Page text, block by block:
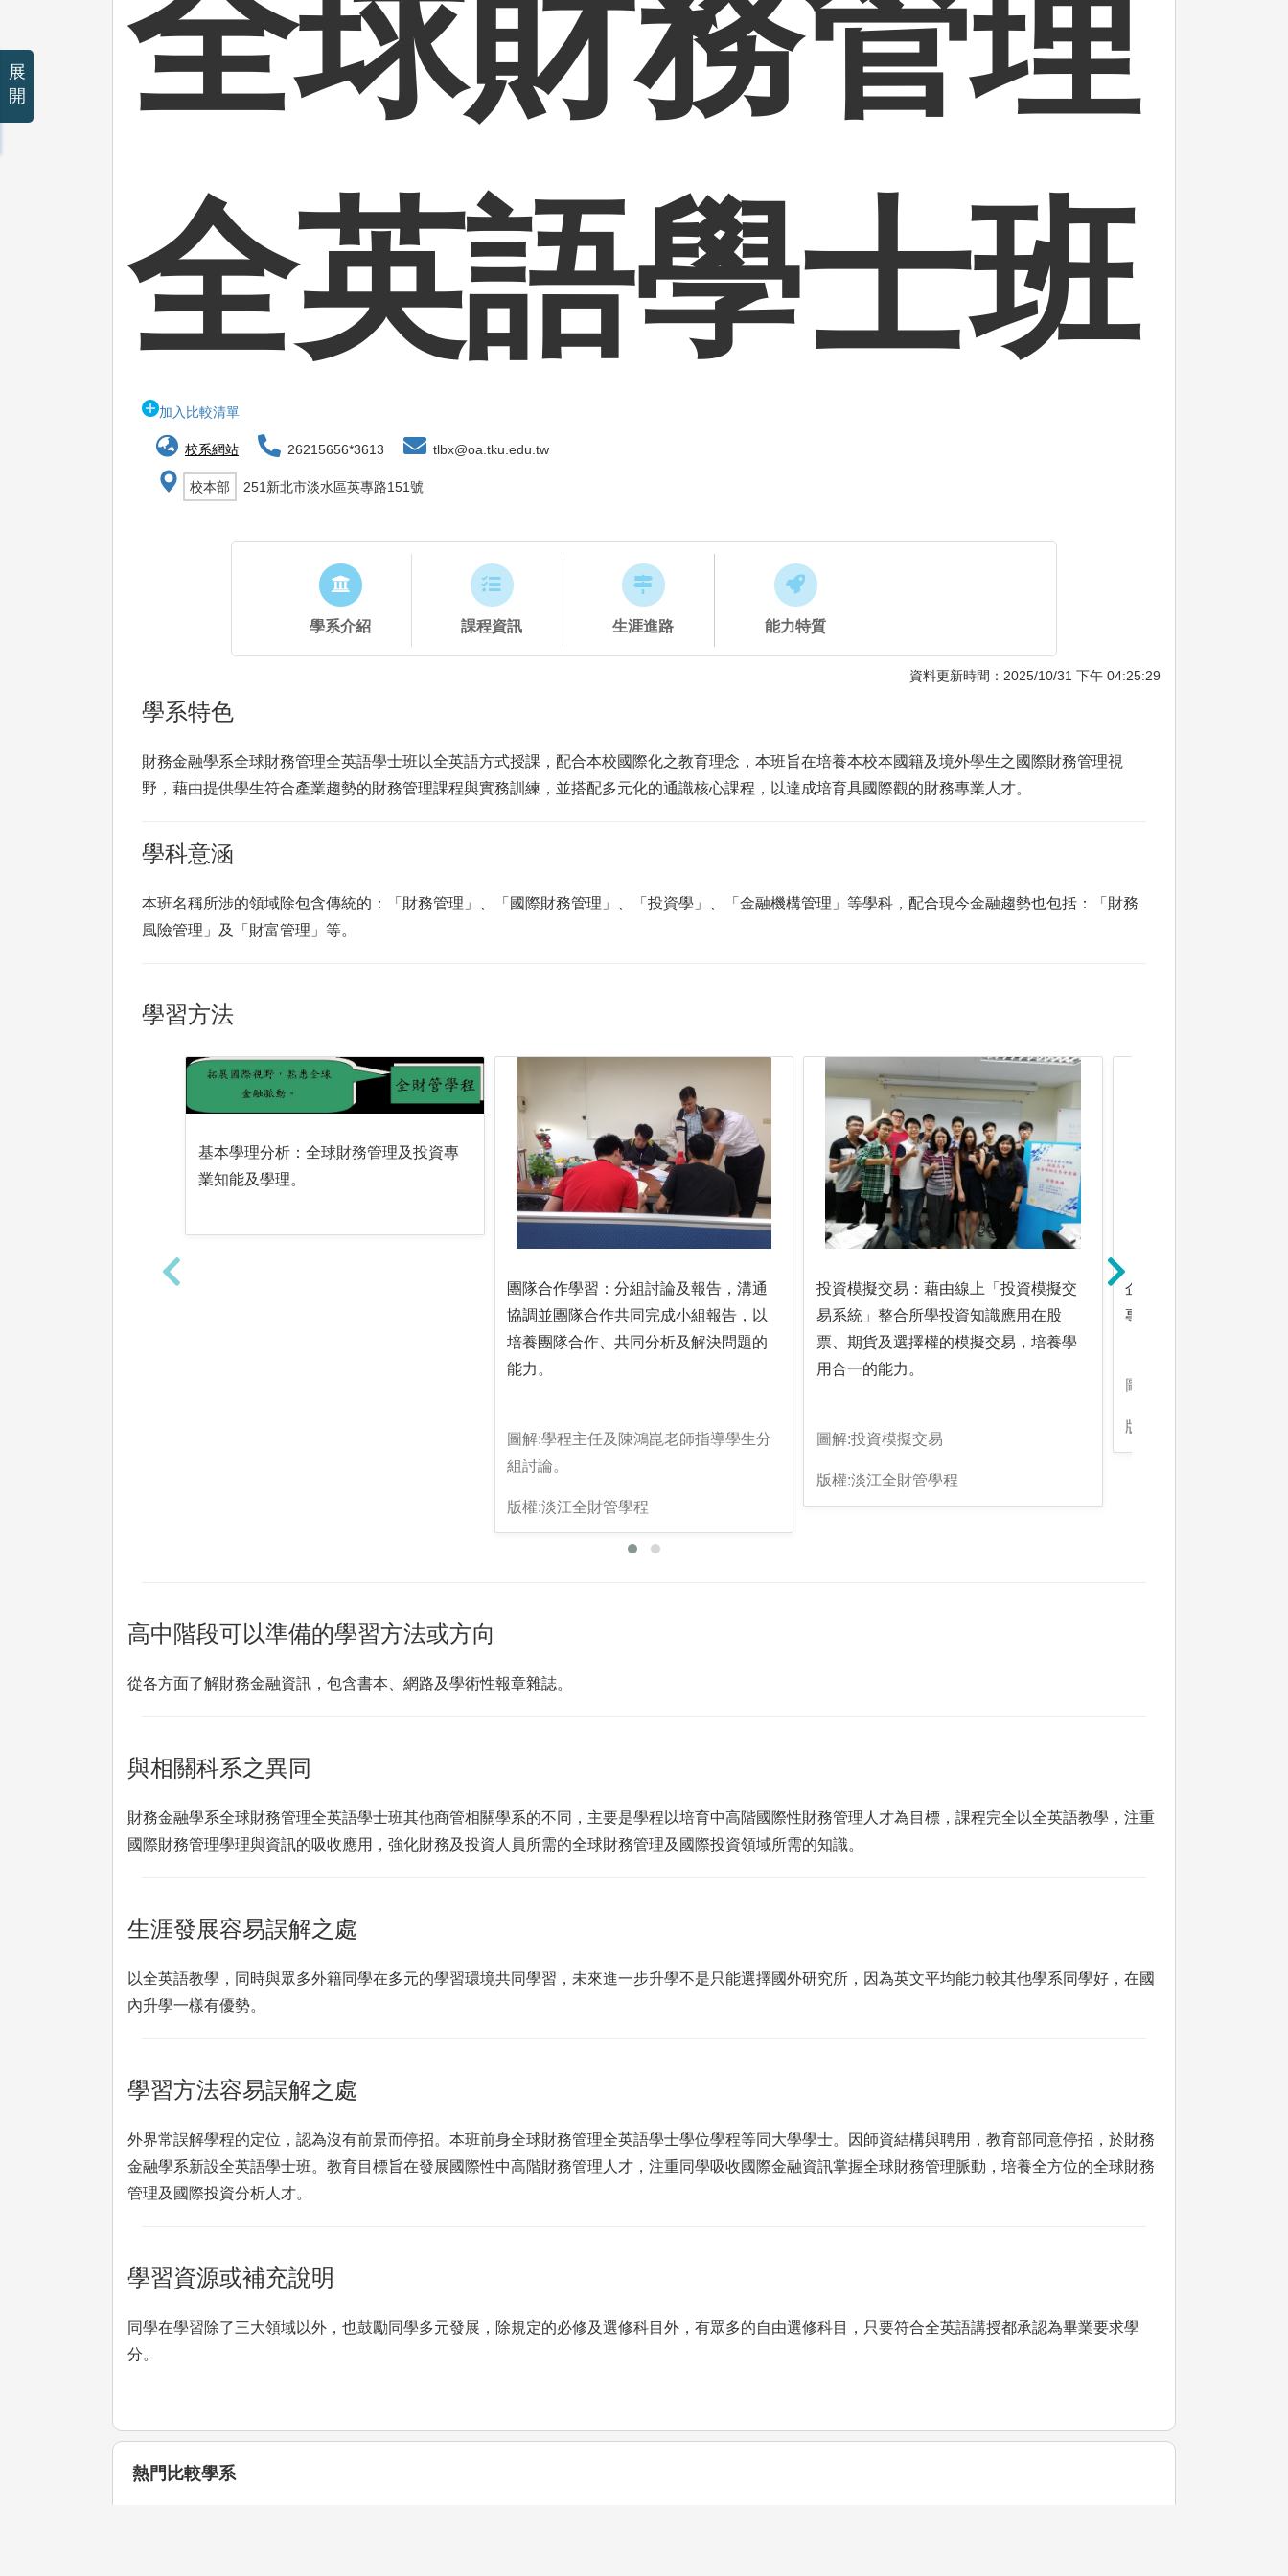
全球財務管理
全英語學士班
加入比較清單
校系網站 26215656*3613 tlbx@oa.tku.edu.tw
校本部 251新北市淡水區英專路151號
學系介紹 課程資訊 生涯進路 能力特質
資料更新時間：2025/10/31 下午 04:25:29
學系特色
財務金融學系全球財務管理全英語學士班以全英語方式授課，配合本校國際化之教育理念，本班旨在培養本校本國籍及境外學生之國際財務管理視
野，藉由提供學生符合產業趨勢的財務管理課程與實務訓練，並搭配多元化的通識核心課程，以達成培育具國際觀的財務專業人才。
學科意涵
本班名稱所涉的領域除包含傳統的：「財務管理」、「國際財務管理」、「投資學」、「金融機構管理」等學科，配合現今金融趨勢也包括：「財務
風險管理」及「財富管理」等。
學習方法
基本學理分析：全球財務管理及投資專
業知能及學理。
團隊合作學習：分組討論及報告，溝通
協調並團隊合作共同完成小組報告，以
培養團隊合作、共同分析及解決問題的
能力。
圖解:學程主任及陳鴻崑老師指導學生分
組討論。
版權:淡江全財管學程
投資模擬交易：藉由線上「投資模擬交
易系統」整合所學投資知識應用在股
票、期貨及選擇權的模擬交易，培養學
用合一的能力。
圖解:投資模擬交易
版權:淡江全財管學程
企業實習：藉由至金融
專業知識與與實用技能
圖解:暑期至國外金融機
版權:淡江全財管學程
高中階段可以準備的學習方法或方向
從各方面了解財務金融資訊，包含書本、網路及學術性報章雜誌。
與相關科系之異同
財務金融學系全球財務管理全英語學士班其他商管相關學系的不同，主要是學程以培育中高階國際性財務管理人才為目標，課程完全以全英語教學，注重
國際財務管理學理與資訊的吸收應用，強化財務及投資人員所需的全球財務管理及國際投資領域所需的知識。
生涯發展容易誤解之處
以全英語教學，同時與眾多外籍同學在多元的學習環境共同學習，未來進一步升學不是只能選擇國外研究所，因為英文平均能力較其他學系同學好，在國
內升學一樣有優勢。
學習方法容易誤解之處
外界常誤解學程的定位，認為沒有前景而停招。本班前身全球財務管理全英語學士學位學程等同大學學士。因師資結構與聘用，教育部同意停招，於財務
金融學系新設全英語學士班。教育目標旨在發展國際性中高階財務管理人才，注重同學吸收國際金融資訊掌握全球財務管理脈動，培養全方位的全球財務
管理及國際投資分析人才。
學習資源或補充說明
同學在學習除了三大領域以外，也鼓勵同學多元發展，除規定的必修及選修科目外，有眾多的自由選修科目，只要符合全英語講授都承認為畢業要求學
分。
熱門比較學系
展
開